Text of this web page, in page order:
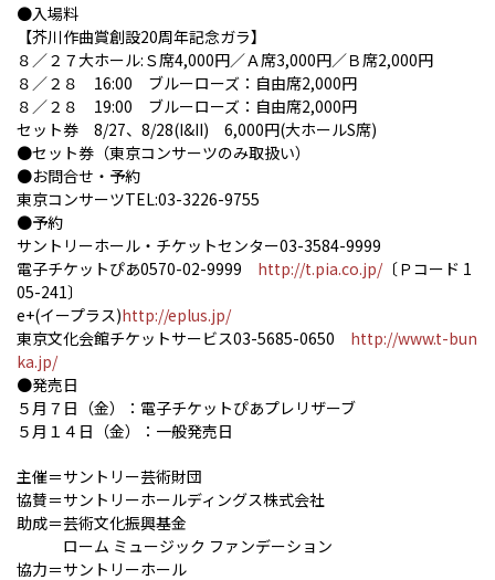
●入場料
【芥川作曲賞創設20周年記念ガラ】
８／２７大ホール:Ｓ席4,000円／Ａ席3,000円／Ｂ席2,000円
８／２８ 16:00 ブルーローズ：自由席2,000円
８／２８ 19:00 ブルーローズ：自由席2,000円
セット券 8/27、8/28(I&II) 6,000円(大ホールS席)
●セット券（東京コンサーツのみ取扱い）
●お問合せ・予約
東京コンサーツTEL:03-3226-9755
●予約
サントリーホール・チケットセンター03-3584-9999
電子チケットぴあ0570-02-9999 http://t.pia.co.jp/〔Ｐコード 1
05-241〕
e+(イープラス)http://eplus.jp/
東京文化会館チケットサービス03-5685-0650 http://www.t-bun
ka.jp/
●発売日
５月７日（金）：電子チケットぴあプレリザーブ
５月１４日（金）：一般発売日
主催＝サントリー芸術財団
協賛＝サントリーホールディングス株式会社
助成＝芸術文化振興基金
ローム ミュージック ファンデーション
協力＝サントリーホール